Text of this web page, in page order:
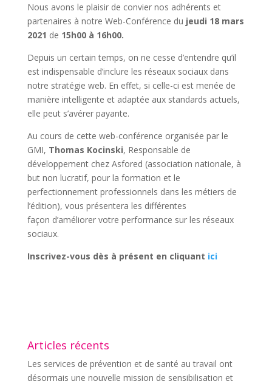
Nous avons le plaisir de convier nos adhérents et
partenaires à notre Web-Conférence du jeudi 18 mars
2021 de 15h00 à 16h00.
Depuis un certain temps, on ne cesse d’entendre qu’il
est indispensable d’inclure les réseaux sociaux dans
notre stratégie web. En effet, si celle-ci est menée de
manière intelligente et adaptée aux standards actuels,
elle peut s’avérer payante.
Au cours de cette web-conférence organisée par le
GMI, Thomas Kocinski, Responsable de
développement chez Asfored (association nationale, à
but non lucratif, pour la formation et le
perfectionnement professionnels dans les métiers de
l’édition), vous présentera les différentes
façon d’améliorer votre performance sur les réseaux
sociaux.
Inscrivez-vous dès à présent en cliquant ici
Articles récents
Les services de prévention et de santé au travail ont
désormais une nouvelle mission de sensibilisation et